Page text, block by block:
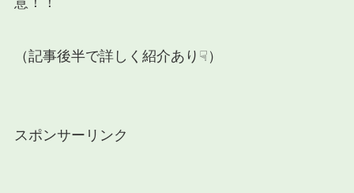
（記事後半で詳しく紹介あり☟）
スポンサーリンク